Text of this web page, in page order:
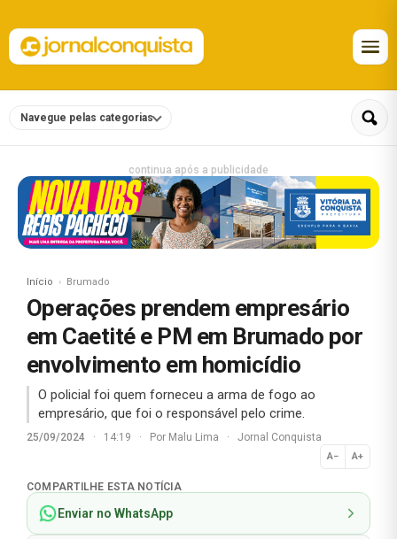
Navegue pelas categorias
continua após a publicidade
Início Brumado
Operações prendem empresário
em Caetité e PM em Brumado por
envolvimento em homicídio
O policial foi quem forneceu a arma de fogo ao
empresário, que foi o responsável pelo crime.
25/09/2024 · 14:19 · Por Malu Lima · Jornal Conquista
A− A+
Normal
COMPARTILHE ESTA NOTÍCIA
Enviar no WhatsApp